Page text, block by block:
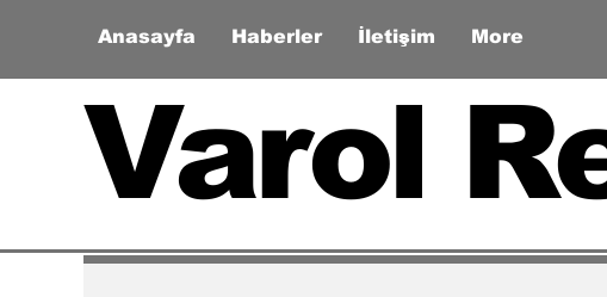
Anasayfa Haberler İletişim More
Varol